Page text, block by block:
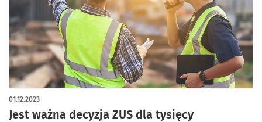
Jest ważna decyzja ZUS dla tysięcy
01.12.2023